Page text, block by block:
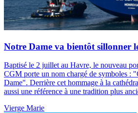
Notre Dame va bientôt sillonner
Baptisé le 2 juillet au Havre, le nouveau
CGM porte un nom chargé de symboles :
Dame". Derrière cet hommage à la
aussi une référence à une tradition plus
Vierge Marie